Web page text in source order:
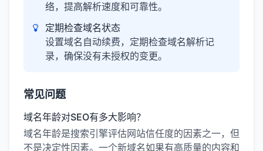
络，提高解析速度和可靠性。
定期检查域名状态
设置域名自动续费，定期检查域名解析记
录，确保没有未授权的变更。
常见问题
域名年龄对SEO有多大影响？
域名年龄是搜索引擎评估网站信任度的因素之一，但
不是决定性因素。一个新域名如果有高质量的内容和